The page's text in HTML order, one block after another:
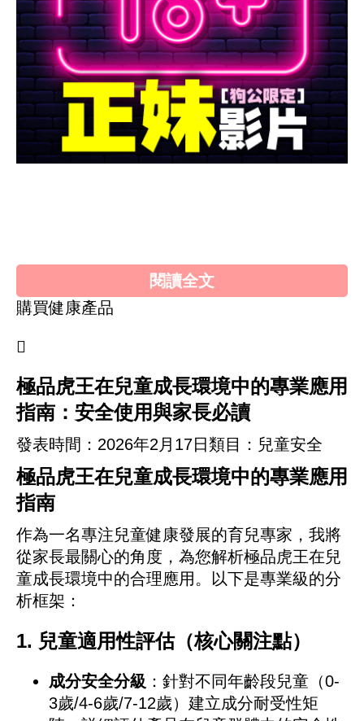
閱讀全文
購買健康產品

極品虎王在兒童成長環境中的專業應用
指南：安全使用與家長必讀
發表時間： 2026年2月17日 類目：兒童安全
極品虎王在兒童成長環境中的專業應用
指南
作為一名專注兒童健康發展的育兒專家，我將
從家長最關心的角度，為您解析極品虎王在兒
童成長環境中的合理應用。以下是專業級的分
析框架：
1. 兒童適用性評估（核心關注點）
成分安全分級 ：針對不同年齡段兒童（0-
3歲/4-6歲/7-12歲）建立成分耐受性矩